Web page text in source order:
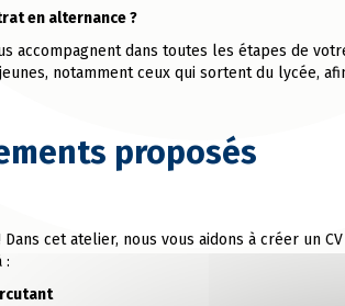
en alternance ?
accompagnent dans toutes les étapes de
notamment ceux qui sortent du lycée,
proposés
cet atelier, nous vous aidons à créer un
: